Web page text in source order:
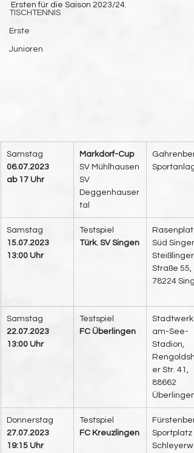
TISCHTENNIS
Erste
Junioren
Ersten für die Saison 2023/24.
Samstag
06.07.2023
ab 17 Uhr
Markdorf-Cup
SV Mühlhausen
SV
Deggenhauser
tal
Samstag
15.07.2023
13:00 Uhr
​Testspiel
Türk. SV Singen
Süd Singen
Steißlinger
Straße 55,
78224
Samstag
22.07.2023
13:00 Uhr
​Testspiel
FC Überlingen
am-See-
Stadion,
er Str. 41,
88662
Überlingen
Donnerstag
27.07.2023
19:15 Uhr
​Testspiel
FC Kreuzlingen
Sportplatz